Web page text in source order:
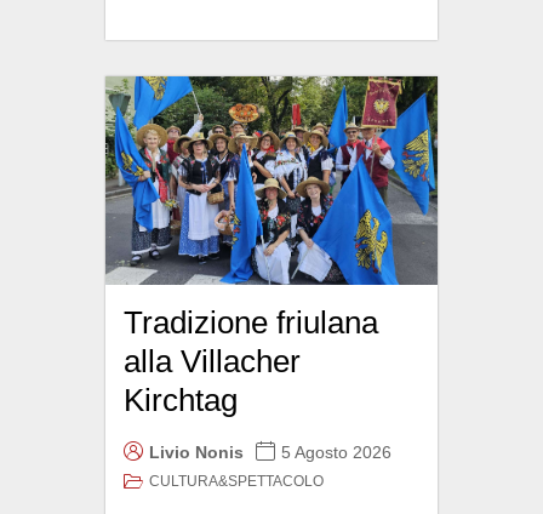
Tradizione friulana
alla Villacher
Kirchtag
Livio Nonis 5 Agosto 2026
CULTURA&SPETTACOLO